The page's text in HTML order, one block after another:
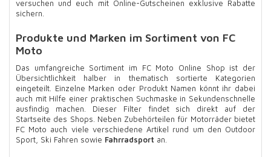
versuchen und euch mit Online-Gutscheinen exklusive Rabatte
sichern.
Produkte und Marken im Sortiment von FC
Moto
Das umfangreiche Sortiment im FC Moto Online Shop ist der
Übersichtlichkeit halber in thematisch sortierte Kategorien
eingeteilt. Einzelne Marken oder Produkt Namen könnt ihr dabei
auch mit Hilfe einer praktischen Suchmaske in Sekundenschnelle
ausfindig machen. Dieser Filter findet sich direkt auf der
Startseite des Shops. Neben Zubehörteilen für Motorräder bietet
FC Moto auch viele verschiedene Artikel rund um den Outdoor
Sport, Ski Fahren sowie Fahrradsport an.